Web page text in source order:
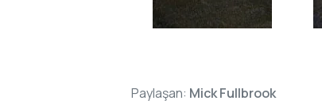
Paylaşan: Mick Fullbrook